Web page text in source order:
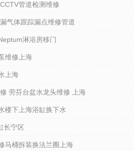
管道检测维修
气体跟踪漏点维修管道
淋浴房移门
维修上海
上海
劳芬台盆水龙头维修 上海
楼下上海浴缸换下水
长宁区
马桶拆装换法兰圈上海